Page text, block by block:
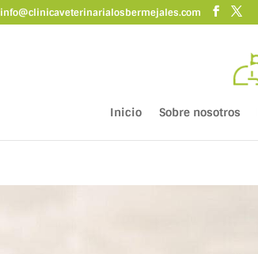
info@clinicaveterinarialosbermejales.com
Inicio Sobre nosotros